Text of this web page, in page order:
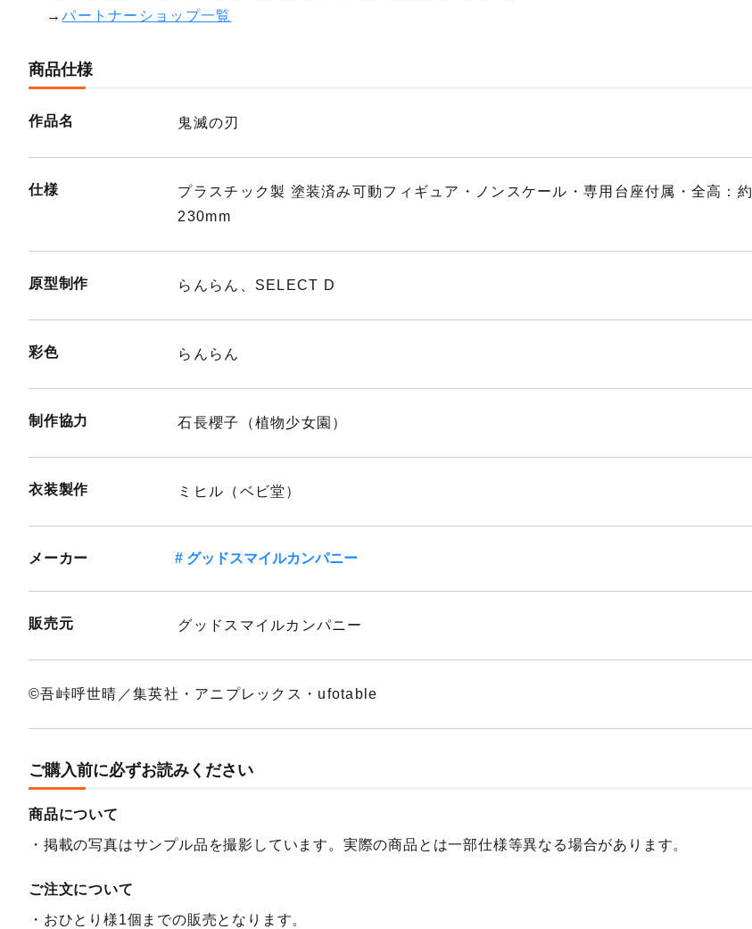
→パートナーショップ一覧
商品仕様
作品名 鬼滅の刃
仕様
プラスチック製 塗装済み可動フィギュア・ノンスケール・専用台座付属・全高：約
230mm
原型制作 らんらん、SELECT D
彩色 らんらん
制作協力 石長櫻子（植物少女園）
衣装製作 ミヒル（ベビ堂）
メーカー グッドスマイルカンパニー
販売元 グッドスマイルカンパニー
©吾峠呼世晴／集英社・アニプレックス・ufotable
ご購入前に必ずお読みください
商品について
掲載の写真はサンプル品を撮影しています。実際の商品とは一部仕様等異なる場合があります。
ご注文について
おひとり様1個までの販売となります。